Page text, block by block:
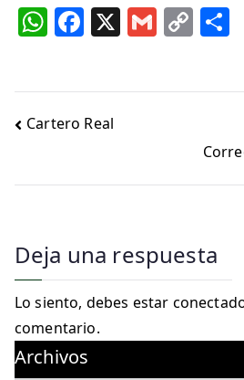
W
s
A
p
F
e
b
o
X G C
Li
n
k r
Cartero Real
Deja una respuesta
Lo siento, debes estar
comentario.
Archivos